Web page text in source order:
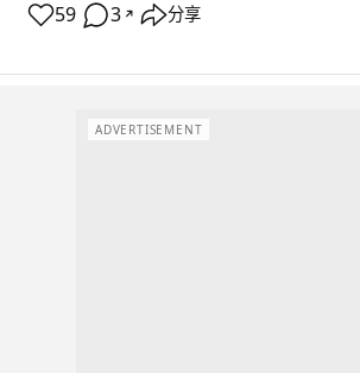
59 3 ↗ 分享
ADVERTISEMENT